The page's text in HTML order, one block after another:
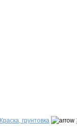
Краска, грунтовка